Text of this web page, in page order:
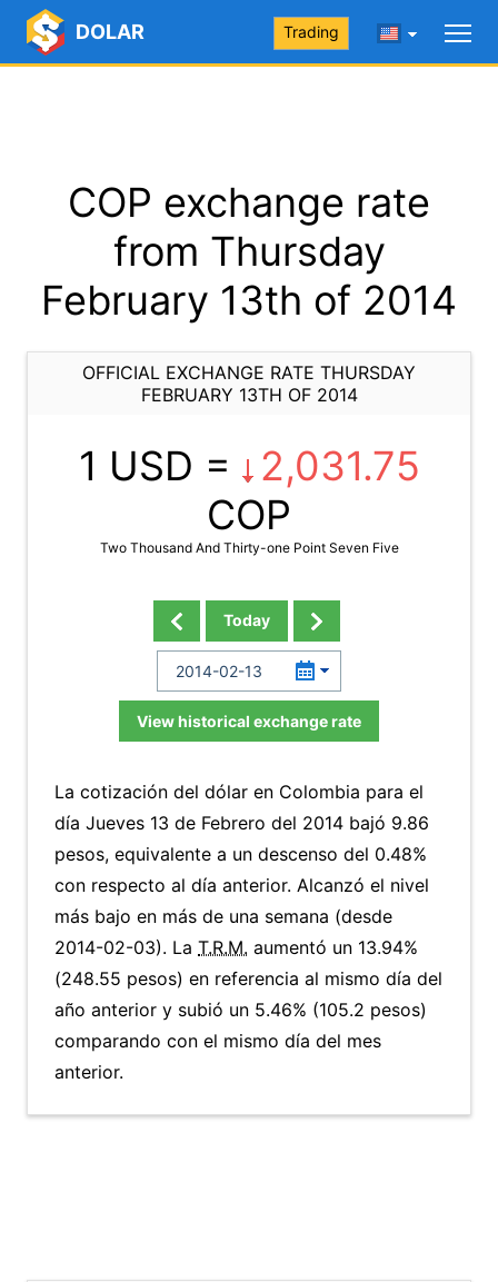
DOLAR Trading
COP exchange rate
from Thursday
February 13th of 2014
OFFICIAL EXCHANGE RATE THURSDAY
FEBRUARY 13TH OF 2014
1 USD =
2,031.75
COP
Two Thousand And Thirty-one Point Seven Five
Today
View historical exchange rate
La cotización del dólar en Colombia para el
día Jueves 13 de Febrero del 2014 bajó 9.86
pesos, equivalente a un descenso del 0.48%
con respecto al día anterior. Alcanzó el nivel
más bajo en más de una semana (desde
2014-02-03). La T.R.M. aumentó un 13.94%
(248.55 pesos) en referencia al mismo día del
año anterior y subió un 5.46% (105.2 pesos)
comparando con el mismo día del mes
anterior.